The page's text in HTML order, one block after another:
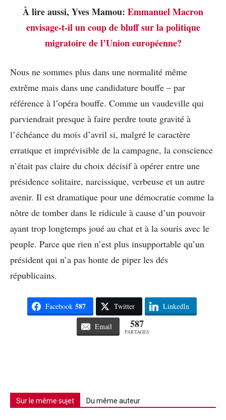
À lire aussi, Yves Mamou: Emmanuel Macron
envisage-t-il un coup de bluff sur la politique
migratoire de l’Union européenne?
Nous ne sommes plus dans une normalité même
extrême mais dans une candidature bouffe – par
référence à l’opéra bouffe. Comme un vaudeville qui
parviendrait presque à faire perdre toute gravité à
l’échéance du mois d’avril si, malgré le caractère
erratique et imprévisible de la campagne, la conscience
n’était pas claire du choix décisif à opérer entre une
présidence solitaire, narcissique, verbeuse et un autre
avenir. Il est dramatique pour une démocratie comme la
nôtre de tomber dans le ridicule à cause d’un pouvoir
ayant trop longtemps joué au chat et à la souris avec le
peuple. Parce que rien n’est plus insupportable qu’un
président qui n’a pas honte de piper les dés
républicains.
Facebook 587 Twitter LinkedIn
Email 587
PARTAGES
Sur le même sujet Du même auteur